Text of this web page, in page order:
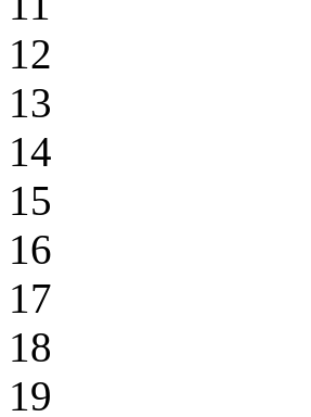
12
13
14
15
16
17
18
19